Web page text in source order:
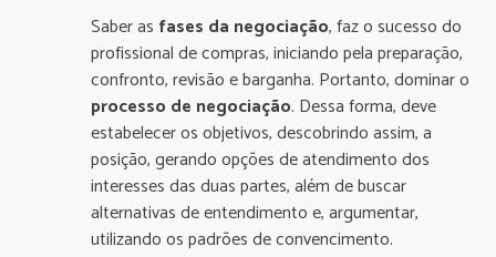
Saber as fases da negociação, faz o sucesso do
profissional de compras, iniciando pela preparação,
confronto, revisão e barganha. Portanto, dominar o
processo de negociação. Dessa forma, deve
estabelecer os objetivos, descobrindo assim, a
posição, gerando opções de atendimento dos
interesses das duas partes, além de buscar
alternativas de entendimento e, argumentar,
utilizando os padrões de convencimento.